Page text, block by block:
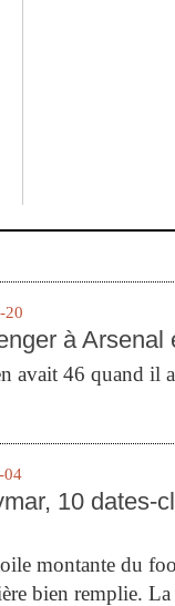
20
à Arsenal
avait 46 quand il
04
10 dates-
montante du
bien remplie.